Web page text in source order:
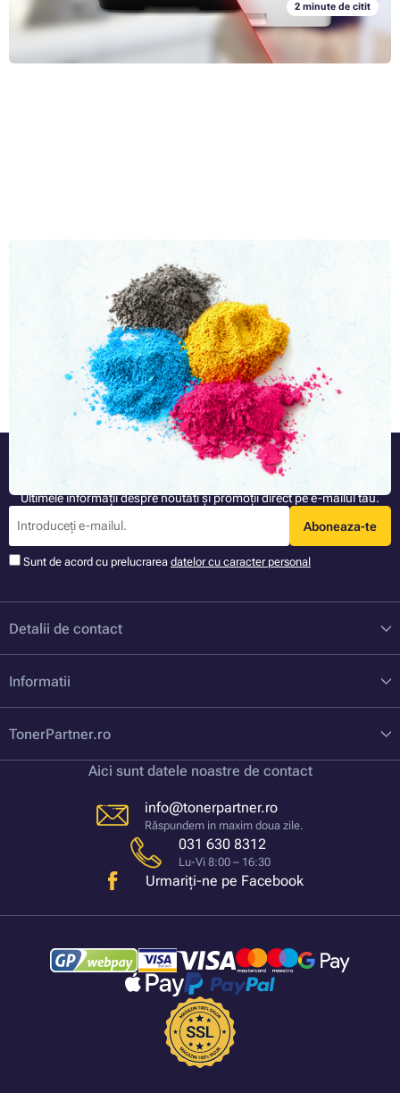
2 minute de citit
Fabricarea prafului de toner sau modul de manipulare a
Dacă credeți că autorul acestui text a decis să scrie un articol în
domeniul auto-moto, mai mult, nu ați verificat corect titlul și ați lăsat
un tipar jenant în el, vă înșelați. Următoarele linii sunt dedicate pulberii
de toner, compoziției și metodei de producție.
Articolul complet »
Fiți mereu informat
Ultimele informații despre noutati și promoții direct pe e-mailul tău.
Aboneaza-te
Sunt de acord cu prelucrarea datelor cu caracter personal
Detalii de contact
Informatii
TonerPartner.ro
Aici sunt datele noastre de contact
info@tonerpartner.ro
Răspundem in maxim doua zile.
031 630 8312
Lu-Vi 8:00 – 16:30
Urmariți-ne pe Facebook